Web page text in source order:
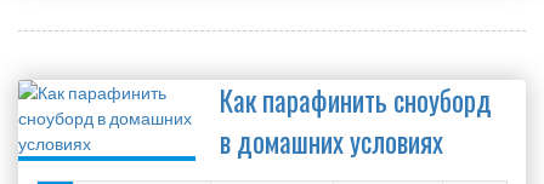
Как парафинить сноуборд
в домашних условиях